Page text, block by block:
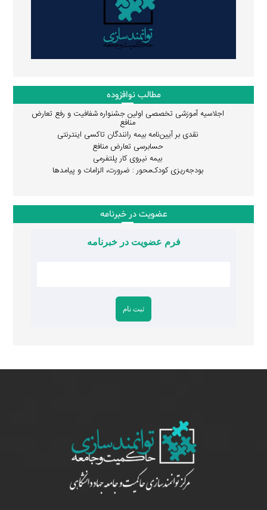
مطالب نوافزوده
اجلاسیه آموزشی تخصصی اولین جشنواره شفافیت و رفع تعارض
منافع
نقدی بر آیین‌نامه بیمه رانندگان تاکسی اینترنتی
حسابرسی تعارض منافع
بیمه نیروی کار پلتفرمی
بودجه‌ریزی کودک‌محور : ضرورت، الزامات و پیامدها
عضویت در خبرنامه
فرم عضویت در خبرنامه